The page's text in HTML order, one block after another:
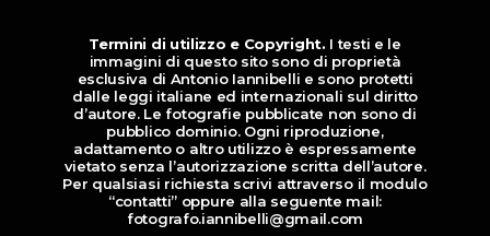
Termini di utilizzo e Copyright. I testi e le
immagini di questo sito sono di proprietà
esclusiva di Antonio Iannibelli e sono protetti
dalle leggi italiane ed internazionali sul diritto
d’autore. Le fotografie pubblicate non sono di
pubblico dominio. Ogni riproduzione,
adattamento o altro utilizzo è espressamente
vietato senza l’autorizzazione scritta dell’autore.
Per qualsiasi richiesta scrivi attraverso il modulo
“contatti” oppure alla seguente mail:
fotografo.iannibelli@gmail.com